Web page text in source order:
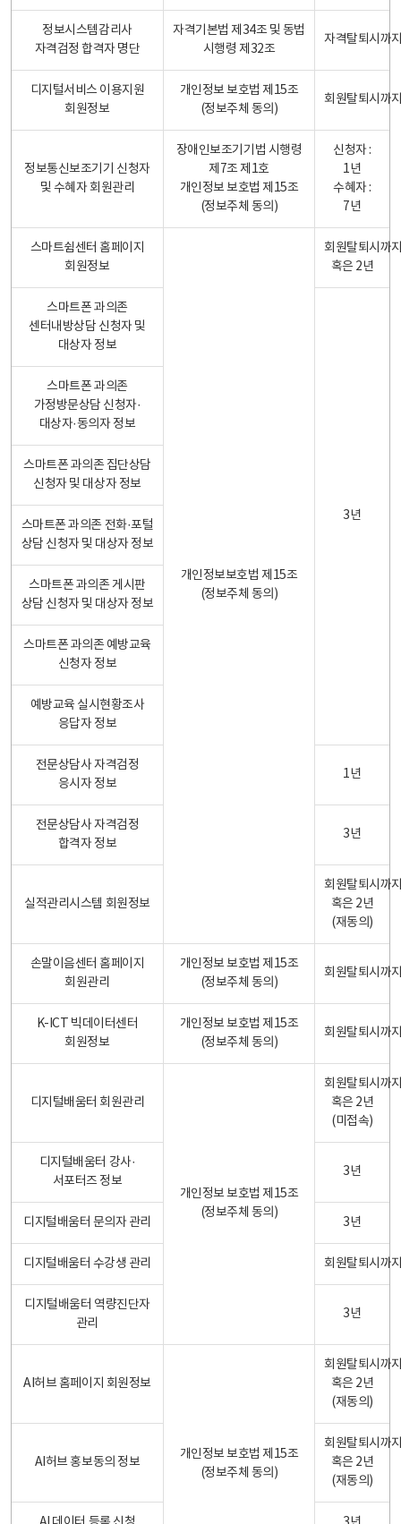
정보시스템감리사
자격검정 합격자 명단
자격기본법 제34조 및 동법
시행령 제32조
자격탈퇴시까
디지털서비스 이용지원
회원정보
개인정보 보호법 제15조
(정보주체 동의)
회원탈퇴시까
정보통신보조기기 신청자
및 수혜자 회원관리
장애인보조기기법 시행령
제7조 제1호
개인정보 보호법 제15조
(정보주체 동의)
신청자 :
1년
수혜자 :
7년
스마트쉼센터 홈페이지
회원정보
개인정보보호법 제15조
(정보주체 동의)
회원탈퇴시까
혹은 2년
스마트폰 과의존
센터내방상담 신청자 및
대상자 정보
3년
스마트폰 과의존
가정방문상담 신청자·
대상자·동의자 정보
스마트폰 과의존 집단상담
신청자 및 대상자 정보
스마트폰 과의존 전화·포털
상담 신청자 및 대상자 정보
스마트폰 과의존 게시판
상담 신청자 및 대상자 정보
스마트폰 과의존 예방교육
신청자 정보
예방교육 실시현황조사
응답자 정보
전문상담사 자격검정
응시자 정보
1년
전문상담사 자격검정
합격자 정보
3년
실적관리시스템 회원정보
회원탈퇴시까
혹은 2년
(재동의)
손말이음센터 홈페이지
회원관리
개인정보 보호법 제15조
(정보주체 동의)
회원탈퇴시까
K-ICT 빅데이터센터
회원정보
개인정보 보호법 제15조
(정보주체 동의)
회원탈퇴시까
디지털배움터 회원관리
개인정보 보호법 제15조
(정보주체 동의)
회원탈퇴시까
혹은 2년
(미접속)
디지털배움터 강사·
서포터즈 정보
3년
디지털배움터 문의자 관리 3년
디지털배움터 수강생 관리 회원탈퇴시까
디지털배움터 역량진단자
관리
3년
AI허브 홈페이지 회원정보
개인정보 보호법 제15조
(정보주체 동의)
회원탈퇴시까
혹은 2년
(재동의)
AI허브 홍보동의 정보
회원탈퇴시까
혹은 2년
(재동의)